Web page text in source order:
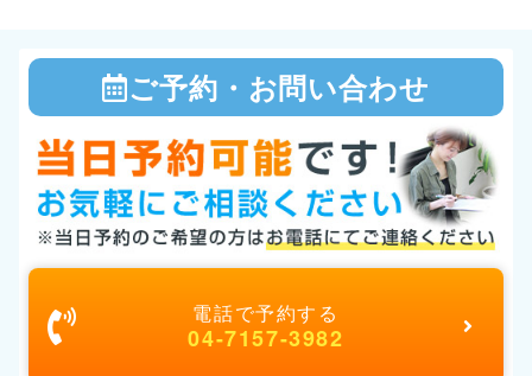
ご予約・お問い合わせ
電話で予約する
04-7157-3982